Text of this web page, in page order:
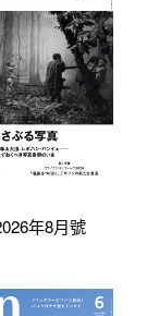
年8月號